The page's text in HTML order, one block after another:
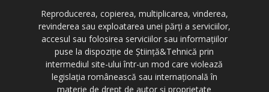
Reproducerea, copierea, multiplicarea, vinderea,
revinderea sau exploatarea unei părți a serviciilor,
accesul sau folosirea serviciilor sau informațiilor
puse la dispoziție de Știință&Tehnică prin
intermediul site-ului într-un mod care violează
legislația românească sau internațională în
materie de drept de autor și proprietate